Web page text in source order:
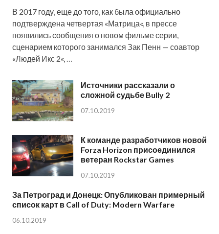
В 2017 году, еще до того, как была официально
подтверждена четвертая «Матрица«, в прессе
появились сообщения о новом фильме серии,
сценарием которого занимался Зак Пенн — соавтор
«Людей Икс 2«, …
Источники рассказали о
сложной судьбе Bully 2
07.10.2019
К команде разработчиков новой
Forza Horizon присоединился
ветеран Rockstar Games
07.10.2019
За Петроград и Донецк: Опубликован примерный
список карт в Call of Duty: Modern Warfare
06.10.2019